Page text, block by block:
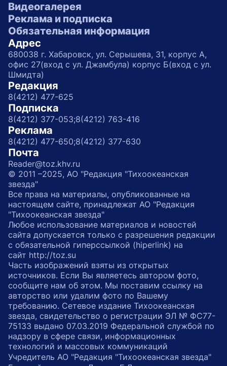
Видеогалерея
Реклама и подписка
Обязательная информация
Адрес
680038 г. Хабаровск, ул. Серышева, 31, корпус А,
офис 27(вход с ул. Джамбула) корпус Б(вход с ул.
Шмидта)
Редакция
8(4212) 477-625
Подписка
8(4212) 377-053;8(4212) 763-416
Реклама
8(4212) 477-650;8(4212) 377-630
Почта
Reader@toz.khv.ru
© 2011 –2025, АО "Редакция "Тихоокеанская
звезда"
Все права на материалы, опубликованные на
настоящем сайте, принадлежат АО "Редакция
"Тихоокеанская звезда"
Любое использование материалов и новостей
сайта допускается только с разрешения редакции
с обязательной гиперссылкой (hiperlink) на
сайт http://toz.su
Часть изображений взяты из открытых
источников. Если Вы являетесь автором фото,
сообщите нам об этом. Мы поставим ссылку на
авторство или удалим фото по Вашему
требованию. Сетевое издание Тихоокеанская
звезда, свидетельство о регистрации ЭЛ № ФС77-
75133 выдано 07.03.2019 Федеральной службой по
надзору в сфере связи, информационных
технологий и массовых коммуникаций
Учредитель АО "Редакция "Тихоокеанская звезда"